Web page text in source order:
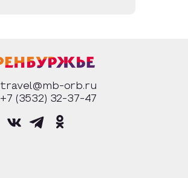
travel@mb-orb.ru
+7 (3532) 32-37-47